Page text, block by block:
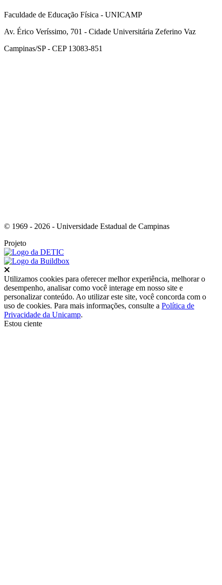
Faculdade de Educação Física - UNICAMP
Av. Érico Veríssimo, 701 - Cidade Universitária Zeferino Vaz
Campinas/SP - CEP 13083-851
© 1969 - 2026 - Universidade Estadual de Campinas
Projeto
Utilizamos cookies para oferecer melhor experiência, melhorar o
desempenho, analisar como você interage em nosso site e
personalizar conteúdo. Ao utilizar este site, você concorda com o
uso de cookies. Para mais informações, consulte a Política de
Privacidade da Unicamp.
Estou ciente